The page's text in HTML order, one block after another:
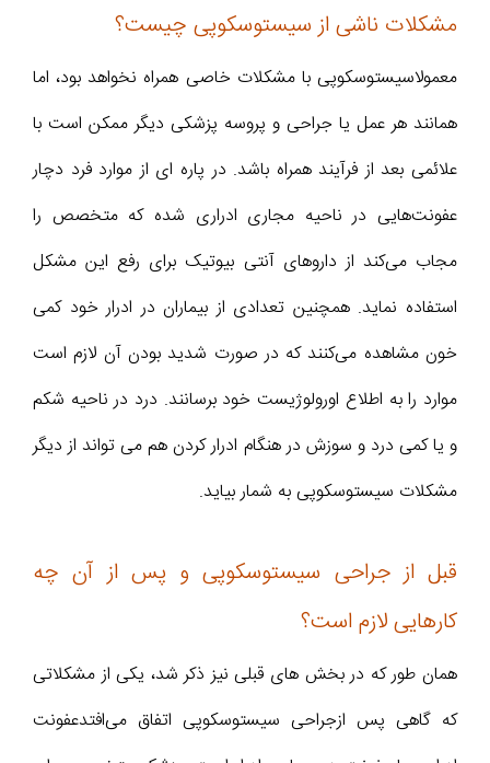
مشکلات ناشی از سیستوسکوپی چیست؟
معمولاسیستوسکوپی با مشکلات خاصی همراه نخواهد بود، اما
همانند هر عمل یا جراحی و پروسه پزشکی دیگر ممکن است با
علائمی بعد از فرآیند همراه باشد. در پاره ای از موارد فرد دچار
عفونت‌هایی در ناحیه مجاری ادراری شده که متخصص را
مجاب می‌کند از داروهای آنتی بیوتیک برای رفع این مشکل
استفاده نماید. همچنین تعدادی از بیماران در ادرار خود کمی
خون مشاهده می‌کنند که در صورت شدید بودن آن لازم است
موارد را به اطلاع اورولوژیست خود برسانند. درد در ناحیه شکم
و یا کمی درد و سوزش در هنگام ادرار کردن هم می تواند از دیگر
مشکلات سیستوسکوپی به شمار بیاید.
قبل از جراحی سیستوسکوپی و پس از آن چه
کارهایی لازم است؟
همان طور که در بخش های قبلی نیز ذکر شد، یکی از مشکلاتی
که گاهی پس ازجراحی سیستوسکوپی اتفاق می‌افتدعفونت